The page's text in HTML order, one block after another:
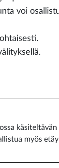
voi
myös